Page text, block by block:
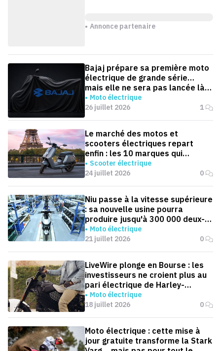
Annonce partenaire
Bajaj prépare sa première moto
électrique de grande série…
mais elle ne sera pas lancée là
où on l'attend
Moto électrique
26 juillet 2026
1
Le marché des motos et
scooters électriques repart
enfin : les 10 marques qui
dominent la France
Scooter électrique
24 juillet 2026
0
Niu passe à la vitesse supérieure
: sa nouvelle usine pourra
produire jusqu'à 300 000 deux-
roues électriques par an
Moto électrique
21 juillet 2026
0
LiveWire plonge en Bourse : les
investisseurs ne croient plus au
pari électrique de Harley-
Davidson
Moto électrique
18 juillet 2026
0
Moto électrique : cette mise à
jour gratuite transforme la Stark